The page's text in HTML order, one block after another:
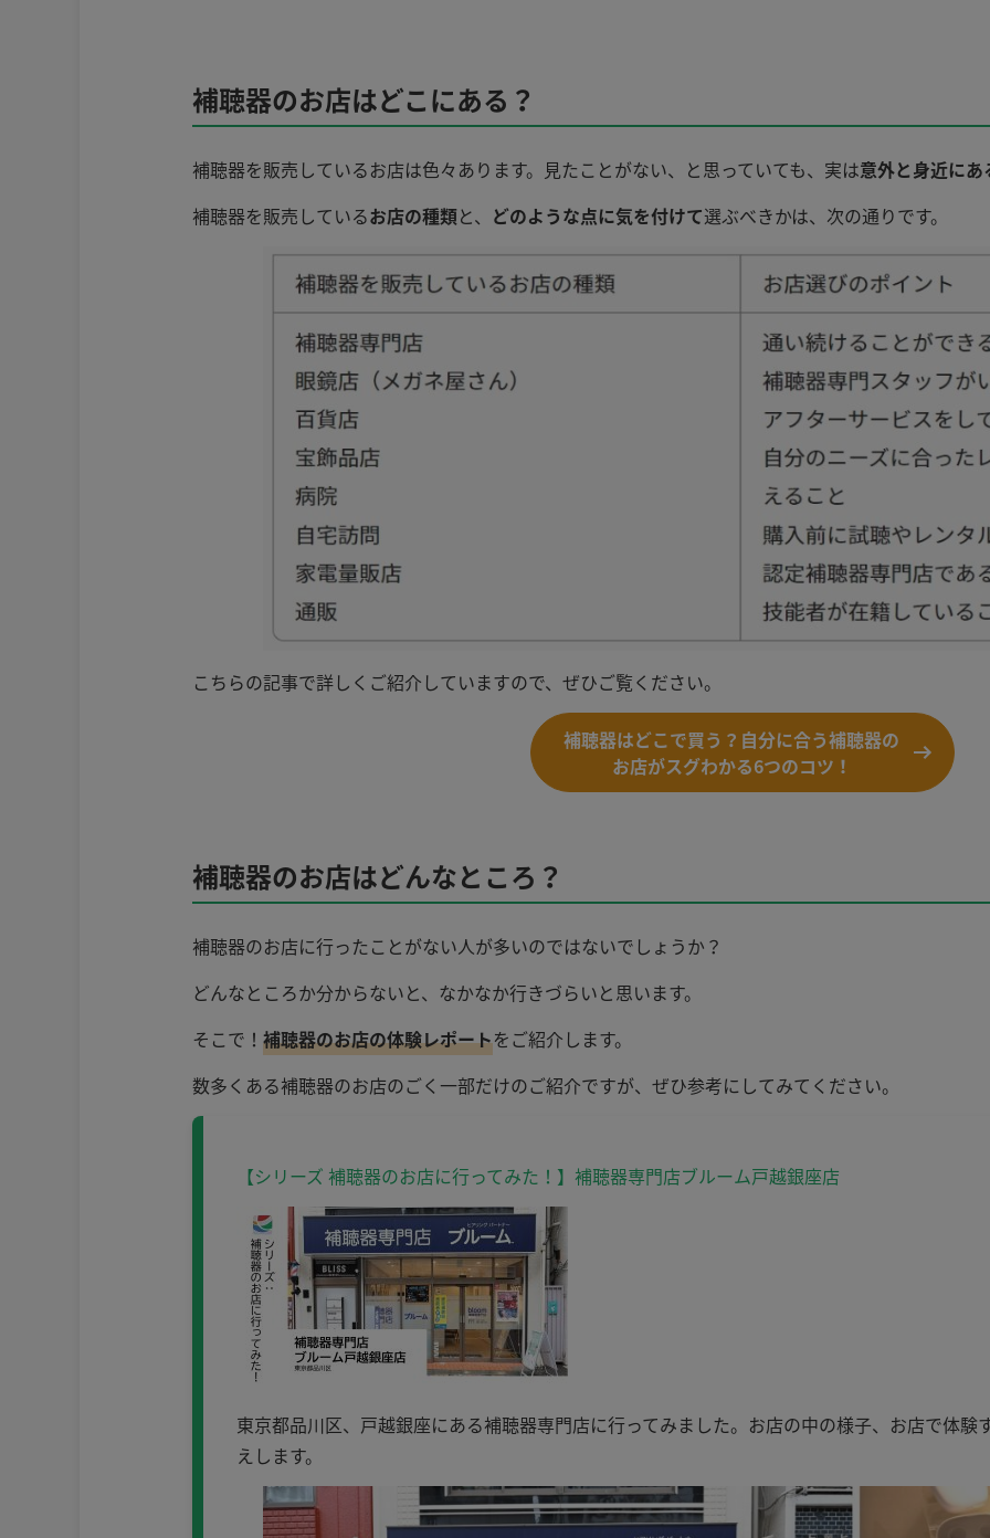
補聴器のお店はどこにある？
補聴器を販売しているお店は色々あります。見たことがない、と思っていても、実は意外と身近にあ
補聴器を販売しているお店の種類と、 どのような点に気を付けて選ぶべきかは、次の通りです。
こちらの記事で詳しくご紹介していますので、ぜひご覧ください。
補聴器はどこで買う？自分に合う補聴器の
お店がスグわかる6つのコツ！
補聴器のお店はどんなところ？
補聴器のお店に行ったことがない人が多いのではないでしょうか？
どんなところか分からないと、なかなか行きづらいと思います。
そこで！ 補聴器のお店の体験レポートをご紹介します。
数多くある補聴器のお店のごく一部だけのご紹介ですが、ぜひ参考にしてみてください。
【シリーズ 補聴器のお店に行ってみた！】補聴器専門店ブルーム戸越銀座店
東京都品川区、戸越銀座にある補聴器専門店に行ってみました。お店の中の様子、お店で体験
えします。